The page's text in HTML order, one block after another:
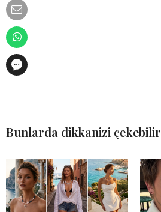
Bunlarda dikkanizi çekebilir